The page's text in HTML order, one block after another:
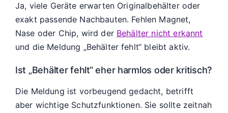
Ja, viele Geräte erwarten Originalbehälter oder
exakt passende Nachbauten. Fehlen Magnet,
Nase oder Chip, wird der Behälter nicht erkannt
und die Meldung „Behälter fehlt“ bleibt aktiv.
Ist „Behälter fehlt“ eher harmlos oder kritisch?
Die Meldung ist vorbeugend gedacht, betrifft
aber wichtige Schutzfunktionen. Sie sollte zeitnah